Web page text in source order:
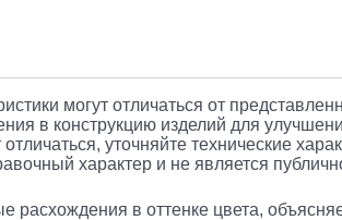
могут отличаться от
в конструкцию изделий для
уточняйте технические
характер и не является
расхождения в оттенке цвета,